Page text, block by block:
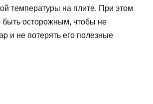
температуры на плите. При этом
быть осторожным, чтобы не
и не потерять его полезные